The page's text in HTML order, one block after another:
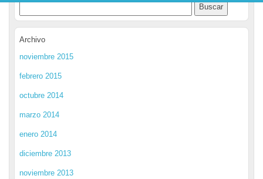
Archivo
noviembre 2015
febrero 2015
octubre 2014
marzo 2014
enero 2014
diciembre 2013
noviembre 2013